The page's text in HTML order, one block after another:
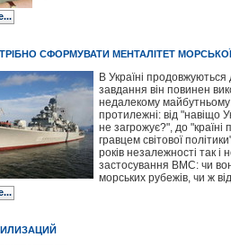
СФОРМУВАТИ МЕНТАЛІТЕТ
В Україні продовжуються
завдання він повинен
недалекому майбутньому
протилежні: від "навіщо
не загрожує?", до
гравцем світової
років незалежності так
застосування ВМС: чи
морських рубежів, чи ж